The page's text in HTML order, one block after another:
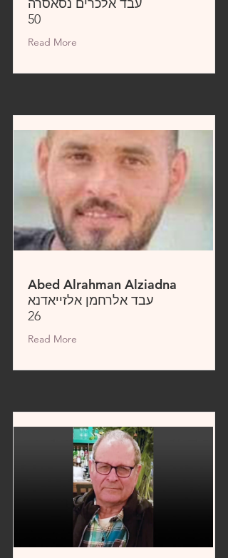
עבד אלכרים נסאסרה
50
Read More
Abed Alrahman Alziadna
עבד אלרחמן אלזייאדנא
26
Read More